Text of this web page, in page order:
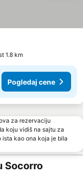
1.8 km
Pogledaj cene
za rezervaciju
koju vidiš na sajtu za
kao ona koja je bila
Socorro